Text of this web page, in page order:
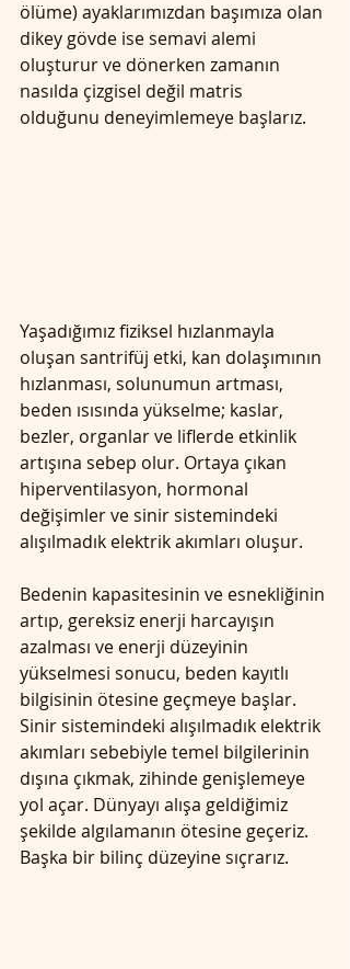
ölüme) ayaklarımızdan başımıza olan
dikey gövde ise semavi alemi
oluşturur ve dönerken zamanın
nasılda çizgisel değil matris
olduğunu deneyimlemeye başlarız.
Yaşadığımız fiziksel hızlanmayla
oluşan santrifüj etki, kan dolaşımının
hızlanması, solunumun artması,
beden ısısında yükselme; kaslar,
bezler, organlar ve liflerde etkinlik
artışına sebep olur. Ortaya çıkan
hiperventilasyon, hormonal
değişimler ve sinir sistemindeki
alışılmadık elektrik akımları oluşur.
Bedenin kapasitesinin ve esnekliğinin
artıp, gereksiz enerji harcayışın
azalması ve enerji düzeyinin
yükselmesi sonucu, beden kayıtlı
bilgisinin ötesine geçmeye başlar.
Sinir sistemindeki alışılmadık elektrik
akımları sebebiyle temel bilgilerinin
dışına çıkmak, zihinde genişlemeye
yol açar. Dünyayı alışa geldiğimiz
şekilde algılamanın ötesine geçeriz.
Başka bir bilinç düzeyine sıçrarız.